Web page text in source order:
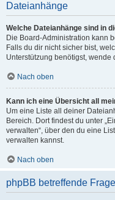
Dateianhänge
Welche Dateianhänge sind in
Die Board-Administration kann
Falls du dir nicht sicher bist,
Unterstützung benötigst,
Nach oben
Kann ich eine Übersicht all
Um eine Liste all deiner
Bereich. Dort findest du unter
verwalten“, über den du eine
verwalten kannst.
Nach oben
phpBB betreffende